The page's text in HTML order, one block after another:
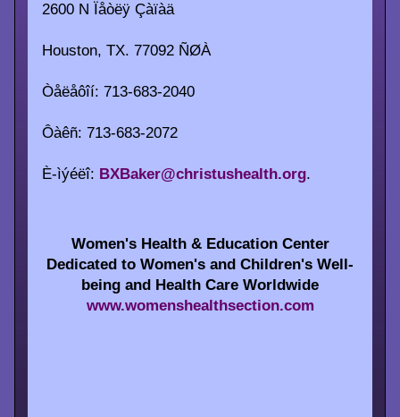
2600 N Ïåòëÿ Çàïàä
Houston, TX. 77092 ÑØÀ
Òåëåôîí: 713-683-2040
Ôàêñ: 713-683-2072
È-ìýéëî: BXBaker@christushealth.org.
Women's Health & Education Center
Dedicated to Women's and Children's Well-
being and Health Care Worldwide
www.womenshealthsection.com